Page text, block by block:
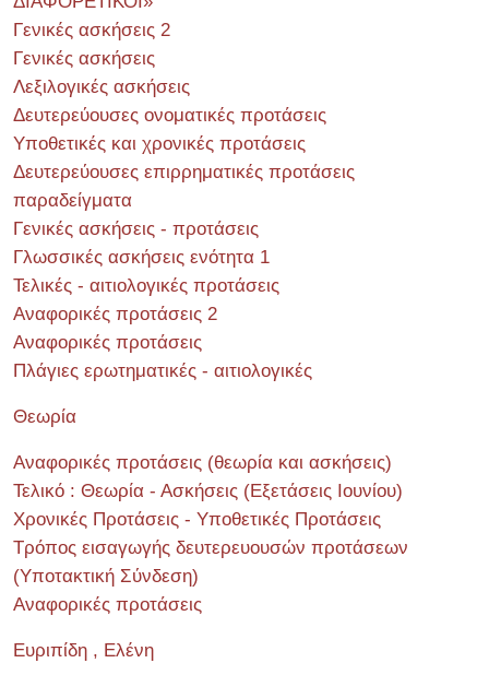
Γενικές ασκήσεις 2
Γενικές ασκήσεις
Λεξιλογικές ασκήσεις
Δευτερεύουσες ονοματικές προτάσεις
Υποθετικές και χρονικές προτάσεις
Δευτερεύουσες επιρρηματικές προτάσεις
παραδείγματα
Γενικές ασκήσεις - προτάσεις
Γλωσσικές ασκήσεις ενότητα 1
Τελικές - αιτιολογικές προτάσεις
Αναφορικές προτάσεις 2
Αναφορικές προτάσεις
Πλάγιες ερωτηματικές - αιτιολογικές
Θεωρία
Αναφορικές προτάσεις (θεωρία και ασκήσεις)
Τελικό : Θεωρία - Ασκήσεις (Εξετάσεις Ιουνίου)
Χρονικές Προτάσεις - Υποθετικές Προτάσεις
Τρόπος εισαγωγής δευτερευουσών προτάσεων
(Υποτακτική Σύνδεση)
Αναφορικές προτάσεις
Ευριπίδη , Ελένη